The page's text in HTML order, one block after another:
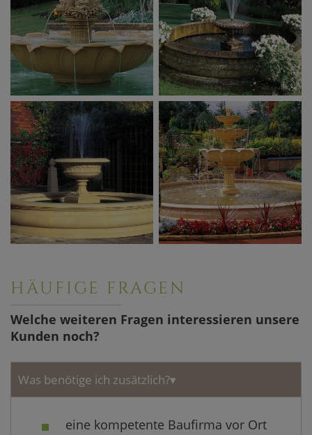
HÄUFIGE FRAGEN
Welche weiteren Fragen interessieren unsere
Kunden noch?
Was benötige ich zusätzlich?▾
eine kompetente Baufirma vor Ort